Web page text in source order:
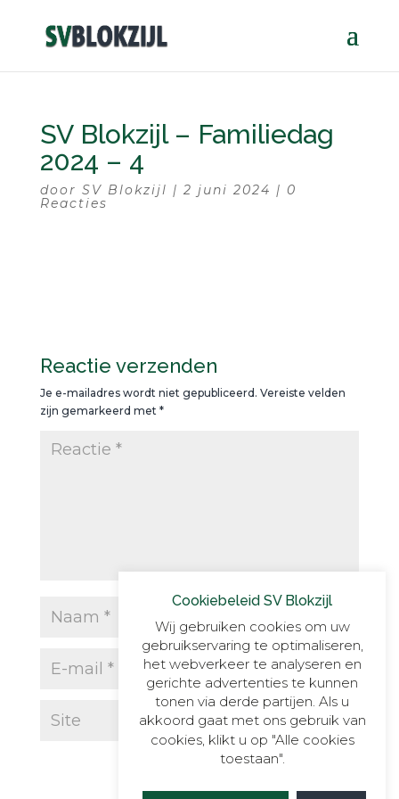
SV Blokzijl – Familiedag
2024 – 4
door SV Blokzijl | 2 juni 2024 | 0
Reacties
Reactie verzenden
Je e-mailadres wordt niet gepubliceerd. Vereiste velden
zijn gemarkeerd met *
Cookiebeleid SV Blokzijl
Wij gebruiken cookies om uw
gebruikservaring te optimaliseren,
het webverkeer te analyseren en
gerichte advertenties te kunnen
tonen via derde partijen. Als u
akkoord gaat met ons gebruik van
cookies, klikt u op "Alle cookies
toestaan".